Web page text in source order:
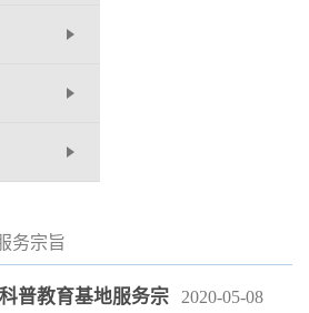
务宗旨
普教育基地服务宗
2020-05-08